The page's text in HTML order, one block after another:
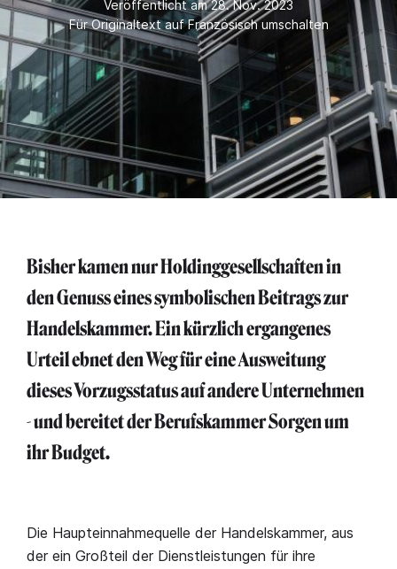
Veröffentlicht am 28. Nov. 2023
Für Originaltext auf Französisch umschalten
Bisher kamen nur Holdinggesellschaften in
den Genuss eines symbolischen Beitrags zur
Handelskammer. Ein kürzlich ergangenes
Urteil ebnet den Weg für eine Ausweitung
dieses Vorzugsstatus auf andere Unternehmen
- und bereitet der Berufskammer Sorgen um
ihr Budget.
Die Haupteinnahmequelle der Handelskammer, aus
der ein Großteil der Dienstleistungen für ihre